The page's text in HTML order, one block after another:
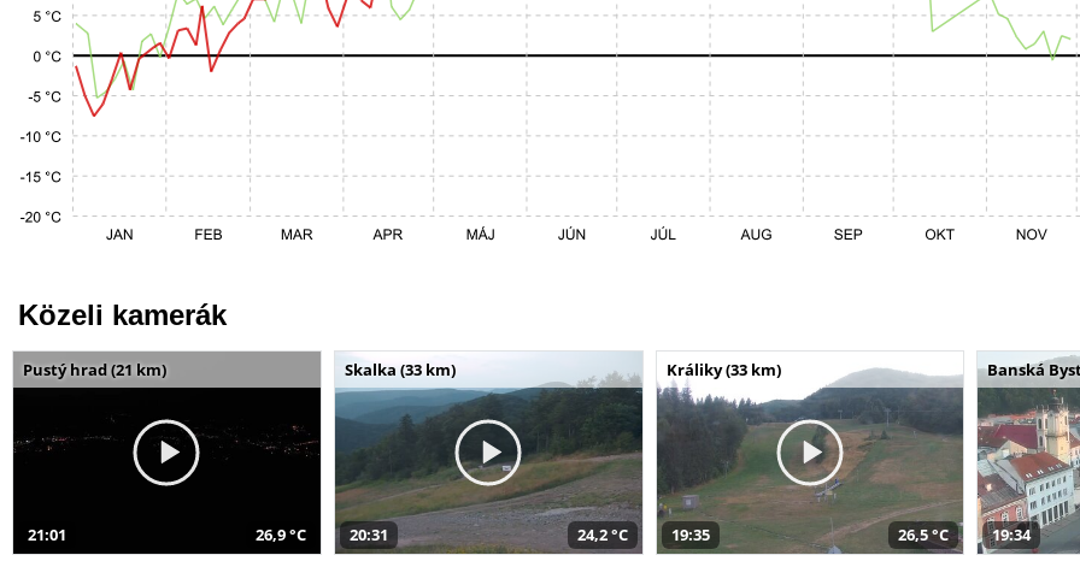
Közeli kamerák
Pustý hrad (21 km)
21:01 26,9 °C
Skalka (33 km)
20:31 24,2 °C
Králiky (33 km)
19:35 26,5 °C
Banská
19:34